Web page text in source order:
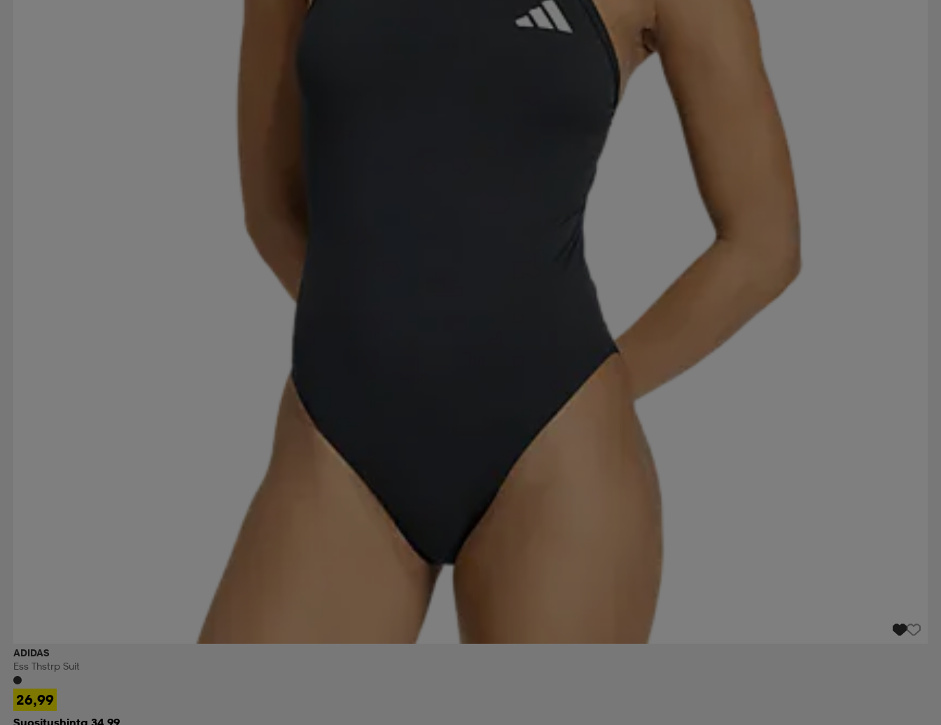
ADIDAS
Ess Thstrp Suit
26,99
Suositushinta 34,99